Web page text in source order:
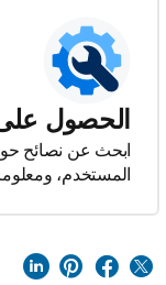
الحصول على
ابحث عن نصائح حول
المستخدم،